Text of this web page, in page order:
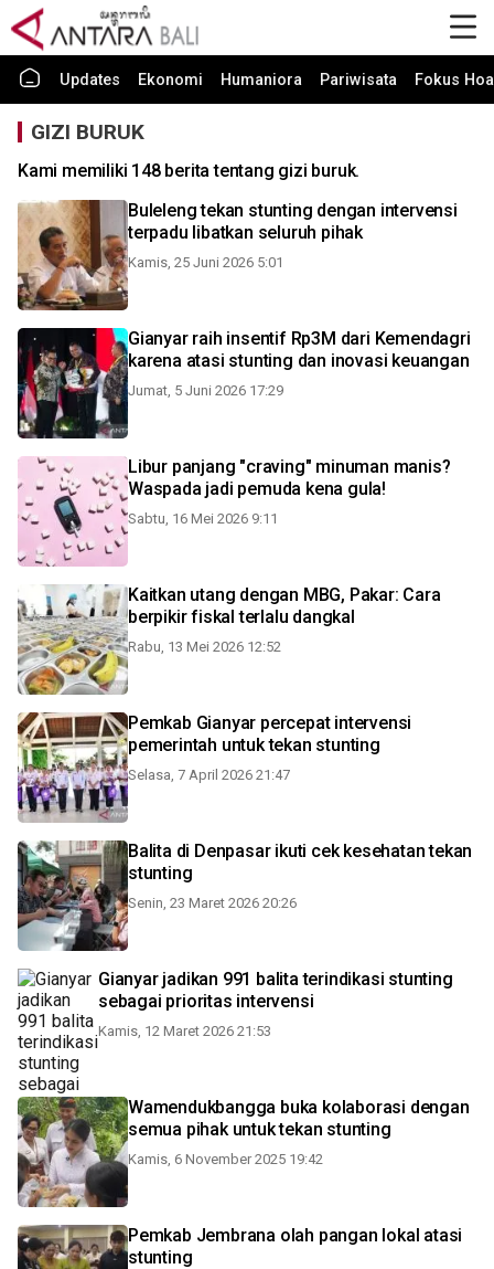
Updates Ekonomi Humaniora Pariwisata Fokus
GIZI BURUK
Kami memiliki 148 berita tentang gizi buruk.
Buleleng tekan stunting dengan intervensi
terpadu libatkan seluruh pihak
Kamis, 25 Juni 2026 5:01
Gianyar raih insentif Rp3M dari Kemendagri
karena atasi stunting dan inovasi keuangan
Jumat, 5 Juni 2026 17:29
Libur panjang "craving" minuman manis?
Waspada jadi pemuda kena gula!
Sabtu, 16 Mei 2026 9:11
Kaitkan utang dengan MBG, Pakar: Cara
berpikir fiskal terlalu dangkal
Rabu, 13 Mei 2026 12:52
Pemkab Gianyar percepat intervensi
pemerintah untuk tekan stunting
Selasa, 7 April 2026 21:47
Balita di Denpasar ikuti cek kesehatan tekan
stunting
Senin, 23 Maret 2026 20:26
Gianyar jadikan 991 balita terindikasi stunting
sebagai prioritas intervensi
Kamis, 12 Maret 2026 21:53
Wamendukbangga buka kolaborasi dengan
semua pihak untuk tekan stunting
Kamis, 6 November 2025 19:42
Pemkab Jembrana olah pangan lokal atasi
stunting